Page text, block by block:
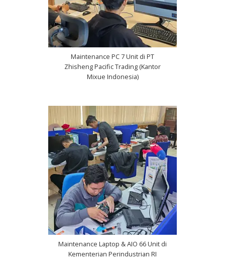
Maintenance PC 7 Unit di PT
Zhisheng Pacific Trading (Kantor
Mixue Indonesia)
Maintenance Laptop & AIO 66 Unit di
Kementerian Perindustrian RI